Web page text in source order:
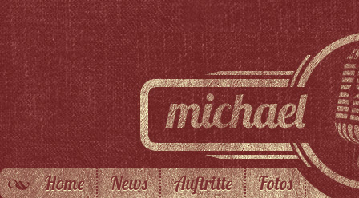
Home News Auftritte Fotos